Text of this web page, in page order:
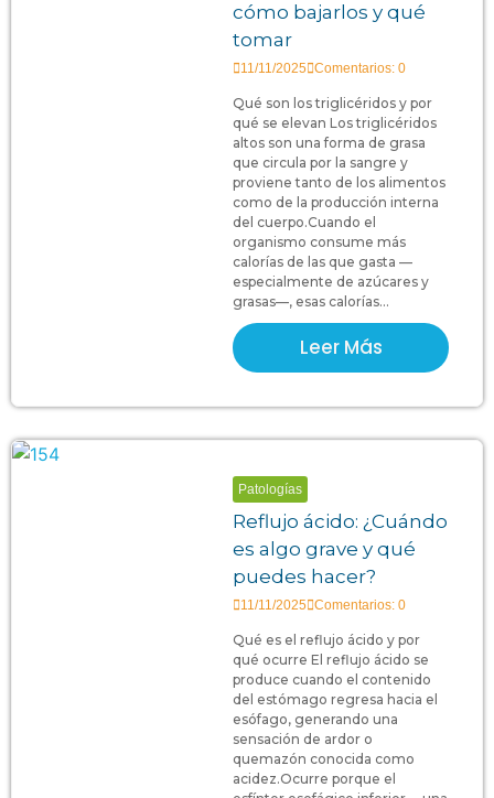
cómo bajarlos y qué
tomar
11/11/2025 Comentarios: 0
Qué son los triglicéridos y por
qué se elevan Los triglicéridos
altos son una forma de grasa
que circula por la sangre y
proviene tanto de los alimentos
como de la producción interna
del cuerpo.Cuando el
organismo consume más
calorías de las que gasta —
especialmente de azúcares y
grasas—, esas calorías...
Leer Más
Patologías
Reflujo ácido: ¿Cuándo
es algo grave y qué
puedes hacer?
11/11/2025 Comentarios: 0
Qué es el reflujo ácido y por
qué ocurre El reflujo ácido se
produce cuando el contenido
del estómago regresa hacia el
esófago, generando una
sensación de ardor o
quemazón conocida como
acidez.Ocurre porque el